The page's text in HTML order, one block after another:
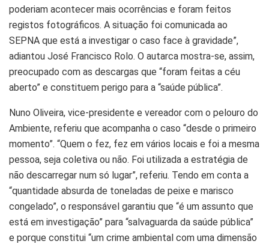
poderiam acontecer mais ocorrências e foram feitos
registos fotográficos. A situação foi comunicada ao
SEPNA que está a investigar o caso face à gravidade”,
adiantou José Francisco Rolo. O autarca mostra-se, assim,
preocupado com as descargas que “foram feitas a céu
aberto” e constituem perigo para a “saúde pública”.
Nuno Oliveira, vice-presidente e vereador com o pelouro do
Ambiente, referiu que acompanha o caso “desde o primeiro
momento”. “Quem o fez, fez em vários locais e foi a mesma
pessoa, seja coletiva ou não. Foi utilizada a estratégia de
não descarregar num só lugar”, referiu. Tendo em conta a
“quantidade absurda de toneladas de peixe e marisco
congelado”, o responsável garantiu que “é um assunto que
está em investigação” para “salvaguarda da saúde pública”
e porque constitui “um crime ambiental com uma dimensão